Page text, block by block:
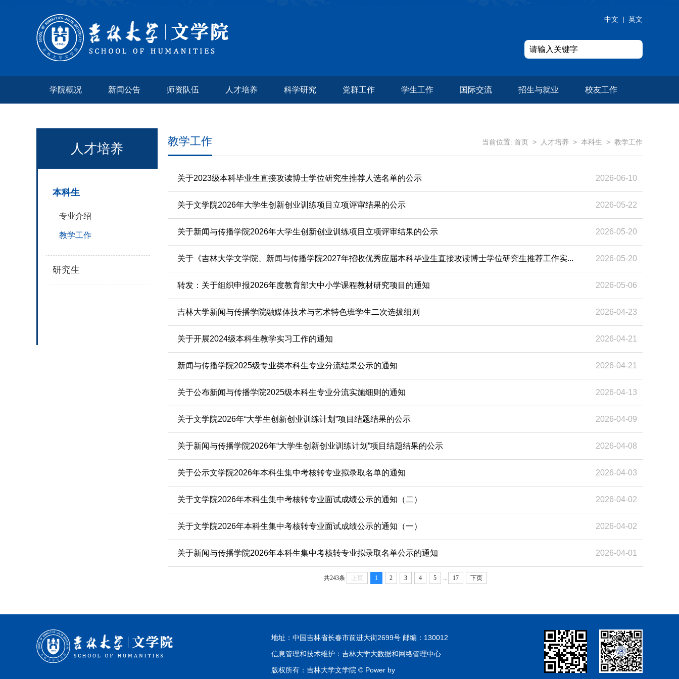
中文 | 英文
学院概况 新闻公告 师资队伍 人才培养 科学研究 党群工作 学生工作 国际交流 招生与就业 校友工作
人才培养
本科生
专业介绍
教学工作
研究生
当前位置: 首页 > 人才培养 > 本科生 > 教学工作
教学工作
关于2023级本科毕业生直接攻读博士学位研究生推荐人选名单的公示 2026-06-10
关于文学院2026年大学生创新创业训练项目立项评审结果的公示 2026-05-22
关于新闻与传播学院2026年大学生创新创业训练项目立项评审结果的公示 2026-05-20
关于《吉林大学文学院、新闻与传播学院2027年招收优秀应届本科毕业生直接攻读博士学位研究生推荐工作实... 2026-05-20
转发：关于组织申报2026年度教育部大中小学课程教材研究项目的通知 2026-05-06
吉林大学新闻与传播学院融媒体技术与艺术特色班学生二次选拔细则 2026-04-23
关于开展2024级本科生教学实习工作的通知 2026-04-21
新闻与传播学院2025级专业类本科生专业分流结果公示的通知 2026-04-21
关于公布新闻与传播学院2025级本科生专业分流实施细则的通知 2026-04-13
关于文学院2026年“大学生创新创业训练计划”项目结题结果的公示 2026-04-09
关于新闻与传播学院2026年“大学生创新创业训练计划”项目结题结果的公示 2026-04-08
关于公示文学院2026年本科生集中考核转专业拟录取名单的通知 2026-04-03
关于文学院2026年本科生集中考核转专业面试成绩公示的通知（二） 2026-04-02
关于文学院2026年本科生集中考核转专业面试成绩公示的通知（一） 2026-04-02
关于新闻与传播学院2026年本科生集中考核转专业拟录取名单公示的通知 2026-04-01
共243条 上页 1 2 3 4 5 17 下页
地址：中国吉林省长春市前进大街2699号 邮编：130012
信息管理和技术维护：吉林大学大数据和网络管理中心
版权所有：吉林大学文学院 © Power by